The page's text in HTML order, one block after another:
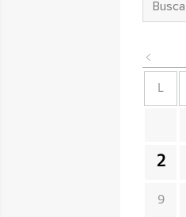
L
2
9